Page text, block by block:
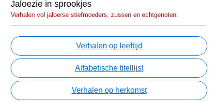
Jaloezie in sprookjes
Verhalen vol jaloerse stiefmoeders, zussen en echtgenoten.
Verhalen op leeftijd
Alfabetische titellijst
Verhalen op herkomst